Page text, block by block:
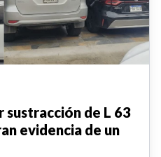
sustracción de L 63
evidencia de un